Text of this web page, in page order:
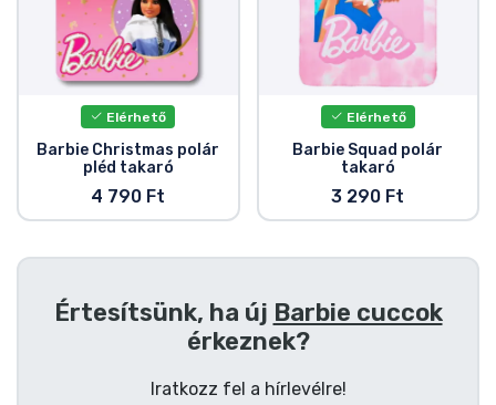
Elérhető
Barbie Christmas polár
pléd takaró
4 790 Ft
Elérhető
Barbie Squad polár
takaró
3 290 Ft
Értesítsünk, ha új Barbie cuccok
érkeznek?
Iratkozz fel a hírlevélre!
Terméktípusok
Márkák